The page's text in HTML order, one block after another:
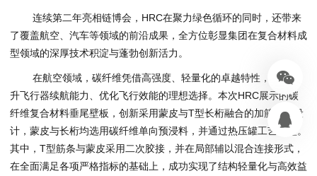
连续第二年亮相链博会，HRC在聚力绿色循环的同时，还带来
了覆盖航空、汽车等领域的前沿成果，全方位彰显集团在复合材料成
型领域的深厚技术积淀与蓬勃创新活力。
在航空领域，碳纤维凭借高强度、轻量化的卓越特性，成为提
升飞行器续航能力、优化飞行效能的理想选择。本次HRC展示的碳
纤维复合材料垂尾壁板，创新采用蒙皮与T型长桁融合的加筋结构设
计，蒙皮与长桁均选用碳纤维单向预浸料，并通过热压罐工艺成型。
其中，T型筋条与蒙皮采用二次胶接，并在局部辅以混合连接形式，
在全面满足各项严格指标的基础上，成功实现了结构轻量化与高效益